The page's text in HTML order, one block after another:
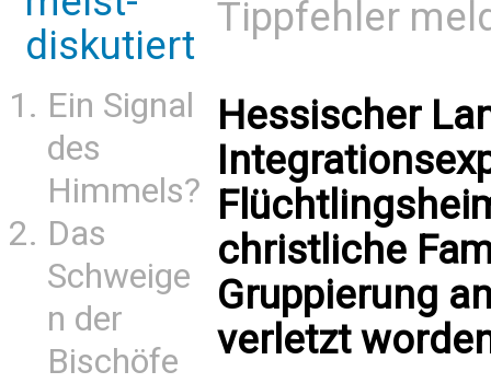
diskutiert
Ein Signal
des
Himmels?
Das
Schweige
n der
Bischöfe
Tippfehler
Hessischer
christliche
Gruppierung
verletzt